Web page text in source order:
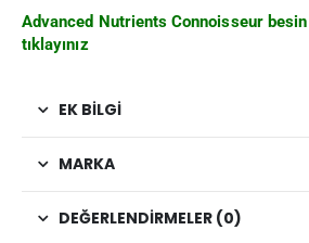
Advanced Nutrients Connoisseur
tıklayınız
EK BILGI
MARKA
DEĞERLENDIRMELER (0)